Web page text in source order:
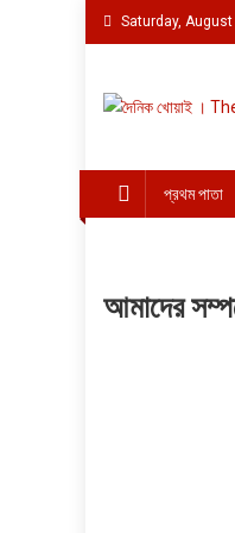
Skip to content
Saturday,
প্রথম পাতা
আমাদের